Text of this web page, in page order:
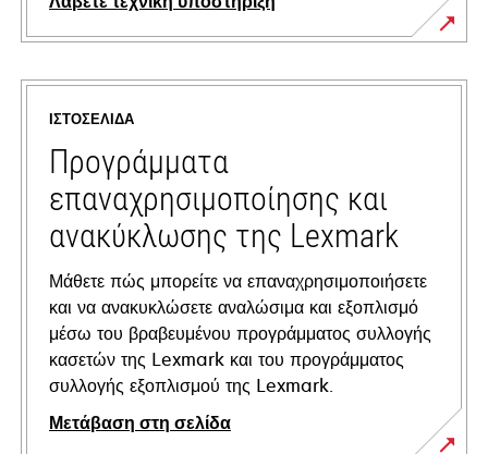
opens
in
new
tab
ΙΣΤΟΣΕΛΊΔΑ
Προγράμματα
επαναχρησιμοποίησης και
ανακύκλωσης της Lexmark
Μάθετε πώς μπορείτε να επαναχρησιμοποιήσετε
και να ανακυκλώσετε αναλώσιμα και εξοπλισμό
μέσω του βραβευμένου προγράμματος συλλογής
κασετών της Lexmark και του προγράμματος
συλλογής εξοπλισμού της Lexmark.
Μετάβαση στη σελίδα